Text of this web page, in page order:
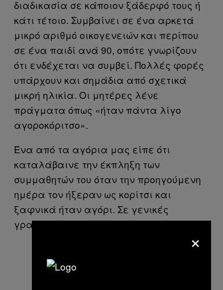
διαδικασία σε κάποιον ξάδερφό τους ή
κάτι τέτοιο. Συμβαίνει σε ένα αρκετά
μικρό αριθμό οικογενειών και περίπου
σε ένα παιδί ανά 90, οπότε γνωρίζουν
ότι ενδέχεται να συμβεί. Πολλές φορές
υπάρχουν και σημάδια από σχετικά
μικρή ηλικία. Οι μητέρες λένε
πράγματα όπως «ήταν πάντα λίγο
αγοροκόριτσο».
Ένα από τα αγόρια μας είπε ότι
καταλάβαινε την έκπληξη των
συμμαθητών του όταν την προηγούμενη
ημέρα τον ήξεραν ως κορίτσι και
ξαφνικά ήταν αγόρι. Σε γενικές
γραμμές πάντως υπάρχει αποδοχή.
×